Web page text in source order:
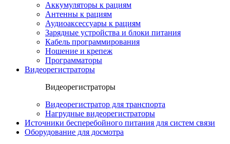
Аккумуляторы к рациям
Антенны к рациям
Аудиоаксессуары к рациям
Зарядные устройства и блоки питания
Кабель программирования
Ношение и крепеж
Программаторы
Видеорегистраторы
Видеорегистраторы
Видеорегистратор для транспорта
Нагрудные видеорегистраторы
Источники бесперебойного питания для систем связи
Оборудование для досмотра